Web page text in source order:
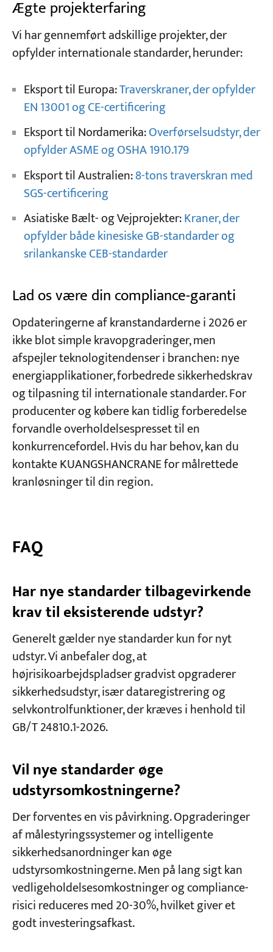
Ægte projekterfaring
Vi har gennemført adskillige projekter, der
opfylder internationale standarder, herunder:
Eksport til Europa:Traverskraner, der opfylder
EN 13001 og CE-certificering
Eksport til Nordamerika:Overførselsudstyr, der
opfylder ASME og OSHA 1910.179
Eksport til Australien:8-tons traverskran med
SGS-certificering
Asiatiske Bælt- og Vejprojekter:Kraner, der
opfylder både kinesiske GB-standarder og
srilankanske CEB-standarder
Lad os være din compliance-garanti
Opdateringerne af kranstandarderne i 2026 er
ikke blot simple kravopgraderinger, men
afspejler teknologitendenser i branchen: nye
energiapplikationer, forbedrede sikkerhedskrav
og tilpasning til internationale standarder. For
producenter og købere kan tidlig forberedelse
forvandle overholdelsespresset til en
konkurrencefordel. Hvis du har behov, kan du
kontakte KUANGSHANCRANE for målrettede
kranløsninger til din region.
FAQ
Har nye standarder tilbagevirkende
krav til eksisterende udstyr?
Generelt gælder nye standarder kun for nyt
udstyr. Vi anbefaler dog, at
højrisikoarbejdspladser gradvist opgraderer
sikkerhedsudstyr, især dataregistrering og
selvkontrolfunktioner, der kræves i henhold til
GB/T 24810.1-2026.
Vil nye standarder øge
udstyrsomkostningerne?
Der forventes en vis påvirkning. Opgraderinger
af målestyringssystemer og intelligente
sikkerhedsanordninger kan øge
udstyrsomkostningerne. Men på lang sigt kan
vedligeholdelsesomkostninger og compliance-
risici reduceres med 20-30%, hvilket giver et
godt investeringsafkast.